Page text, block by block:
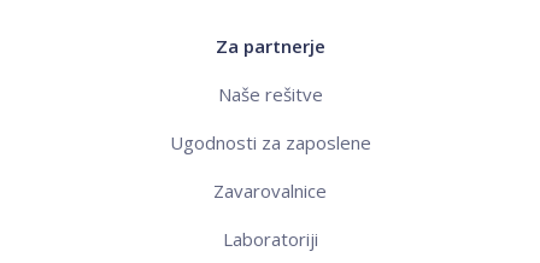
Za partnerje
Naše rešitve
Ugodnosti za zaposlene
Zavarovalnice
Laboratoriji